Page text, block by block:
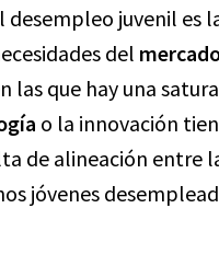
juvenil es
del
las que hay una
o la innovación
de alineación entre
jóvenes